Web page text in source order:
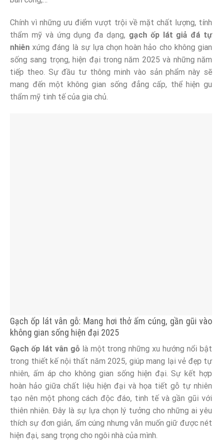
Chính vì những ưu điểm vượt trội về mặt chất lượng, tính
thẩm mỹ và ứng dụng đa dạng, gạch ốp lát giả đá tự
nhiên xứng đáng là sự lựa chọn hoàn hảo cho không gian
sống sang trọng, hiện đại trong năm 2025 và những năm
tiếp theo. Sự đầu tư thông minh vào sản phẩm này sẽ
mang đến một không gian sống đẳng cấp, thể hiện gu
thẩm mỹ tinh tế của gia chủ.
Gạch ốp lát vân gỗ: Mang hơi thở ấm cúng, gần gũi vào
không gian sống hiện đại 2025
Gạch ốp lát vân gỗlà một trong những xu hướng nổi bật
trong thiết kế nội thất năm 2025, giúp mang lại vẻ đẹp tự
nhiên, ấm áp cho không gian sống hiện đại. Sự kết hợp
hoàn hảo giữa chất liệu hiện đại và họa tiết gỗ tự nhiên
tạo nên một phong cách độc đáo, tinh tế và gần gũi với
thiên nhiên. Đây là sự lựa chọn lý tưởng cho những ai yêu
thích sự đơn giản, ấm cúng nhưng vẫn muốn giữ được nét
hiện đại, sang trọng cho ngôi nhà của mình.